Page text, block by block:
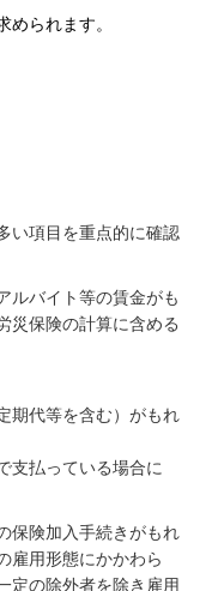
られます。
い項目を重点的に確認
バイト等の賃金がも
災保険の計算に含める
代等を含む）がもれ
払っている場合に
険加入手続きがもれ
雇用形態にかかわら
定の除外者を除き雇用